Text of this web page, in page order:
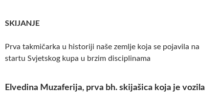
SKIJANJE
Prva takmičarka u historiji naše zemlje koja se pojavila na
startu Svjetskog kupa u brzim disciplinama
Elvedina Muzaferija, prva bh. skijašica koja je vozila